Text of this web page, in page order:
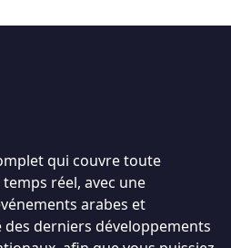
qui couvre toute
réel, avec une
arabes et
derniers développements